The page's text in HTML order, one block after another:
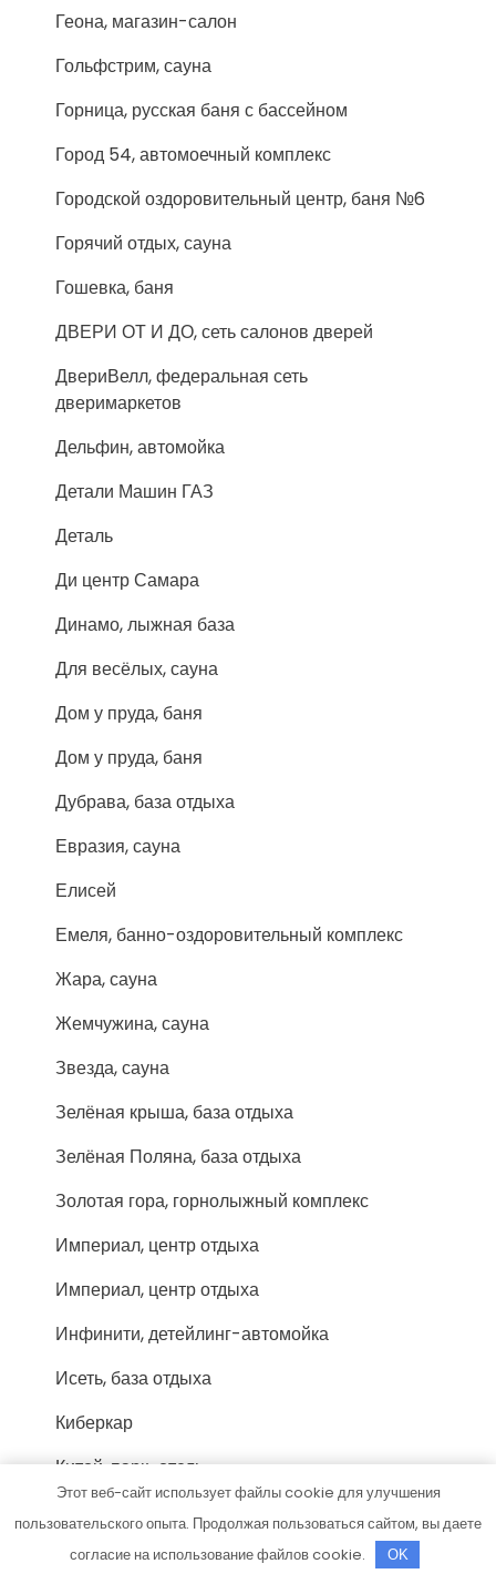
Геона, магазин-салон
Гольфстрим, сауна
Горница, русская баня с бассейном
Город 54, автомоечный комплекс
Городской оздоровительный центр, баня №6
Горячий отдых, сауна
Гошевка, баня
ДВЕРИ ОТ И ДО, сеть салонов дверей
ДвериВелл, федеральная сеть
дверимаркетов
Дельфин, автомойка
Детали Машин ГАЗ
Деталь
Ди центр Самара
Динамо, лыжная база
Для весёлых, сауна
Дом у пруда, баня
Дом у пруда, баня
Дубрава, база отдыха
Евразия, сауна
Елисей
Емеля, банно-оздоровительный комплекс
Жара, сауна
Жемчужина, сауна
Звезда, сауна
Зелёная крыша, база отдыха
Зелёная Поляна, база отдыха
Золотая гора, горнолыжный комплекс
Империал, центр отдыха
Империал, центр отдыха
Инфинити, детейлинг-автомойка
Исеть, база отдыха
Киберкар
Китой, парк-отель
Ковчег, апартаменты с бассейном
Этот веб-сайт использует файлы cookie для улучшения
пользовательского опыта. Продолжая пользоваться сайтом, вы даете
согласие на использование файлов cookie.
OK